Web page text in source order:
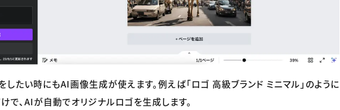
したい時にもAI画像生成が使えます。例えば「ロゴ 高級ブランド ミニマル」のように
で、AIが自動でオリジナルロゴを生成します。